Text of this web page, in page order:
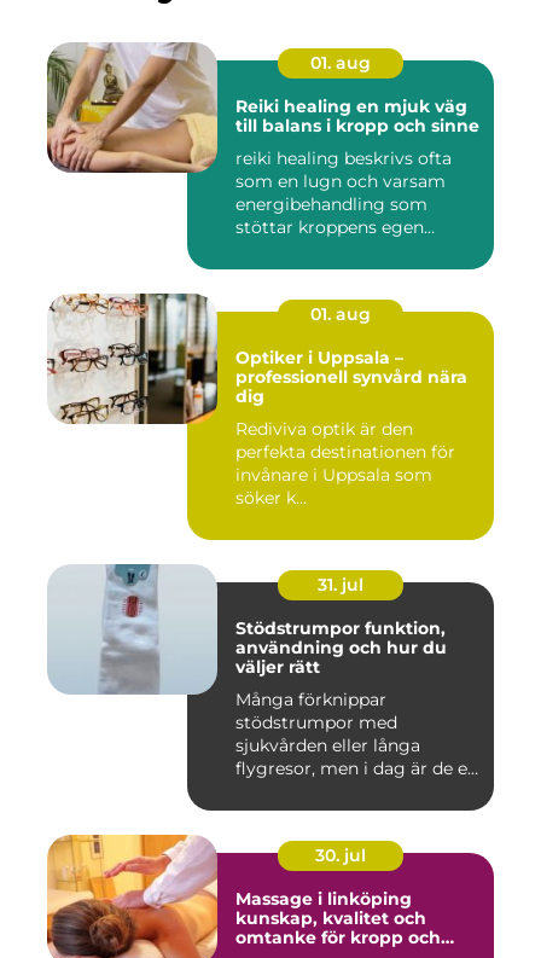
01. aug
Reiki healing en mjuk väg
till balans i kropp och sinne
reiki healing beskrivs ofta
som en lugn och varsam
energibehandling som
stöttar kroppens egen
01. aug
Optiker i Uppsala –
professionell synvård nära
dig
Rediviva optik är den
perfekta destinationen för
invånare i Uppsala som
söker k...
31. jul
Stödstrumpor funktion,
användning och hur du
väljer rätt
Många förknippar
stödstrumpor med
sjukvården eller långa
flygresor, men i dag är de ett
30. jul
Massage i linköping
kunskap, kvalitet och
omtanke för kropp och